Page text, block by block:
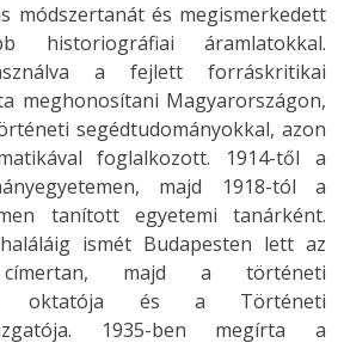
módszertanát és megismerkedett
áramlatokkal.
a fejlett forráskritikai
meghonosítani Magyarországon,
segédtudományokkal, azon
foglalkozott. 1914-től a
majd 1918-tól a
tanított egyetemi tanárként.
ismét Budapesten lett az
majd a történeti
oktatója és a Történeti
1935-ben megírta a